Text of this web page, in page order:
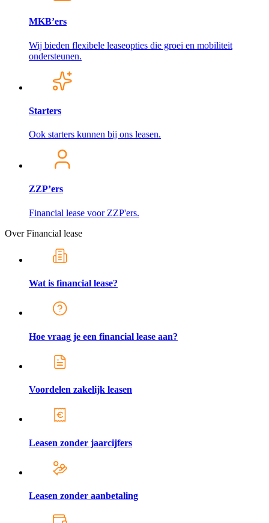
MKB’ers
Wij bieden flexibele leaseopties die groei en mobiliteit
ondersteunen.
Starters
Ook starters kunnen bij ons leasen.
ZZP’ers
Financial lease voor ZZP'ers.
Over Financial lease
Wat is financial lease?
Hoe vraag je een financial lease aan?
Voordelen zakelijk leasen
Leasen zonder jaarcijfers
Leasen zonder aanbetaling